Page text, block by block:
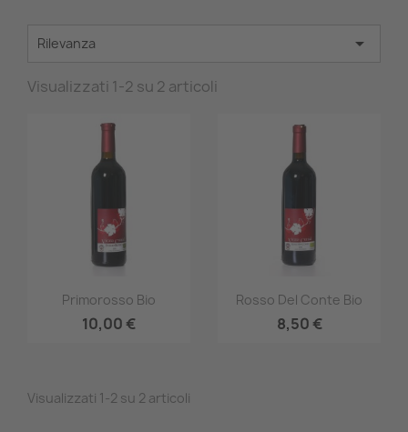
Rilevanza 
Visualizzati 1-2 su 2 articoli
Anteprima
Primorosso Bio
10,00 €
Anteprima
Rosso Del Conte Bio
8,50 €
Visualizzati 1-2 su 2 articoli